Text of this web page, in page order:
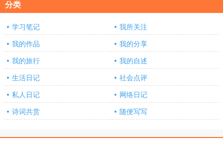
分类
学习笔记 我所关注
我的作品 我的分享
我的旅行 我的自述
生活日记 社会点评
私人日记 网络日记
诗词共赏 随便写写